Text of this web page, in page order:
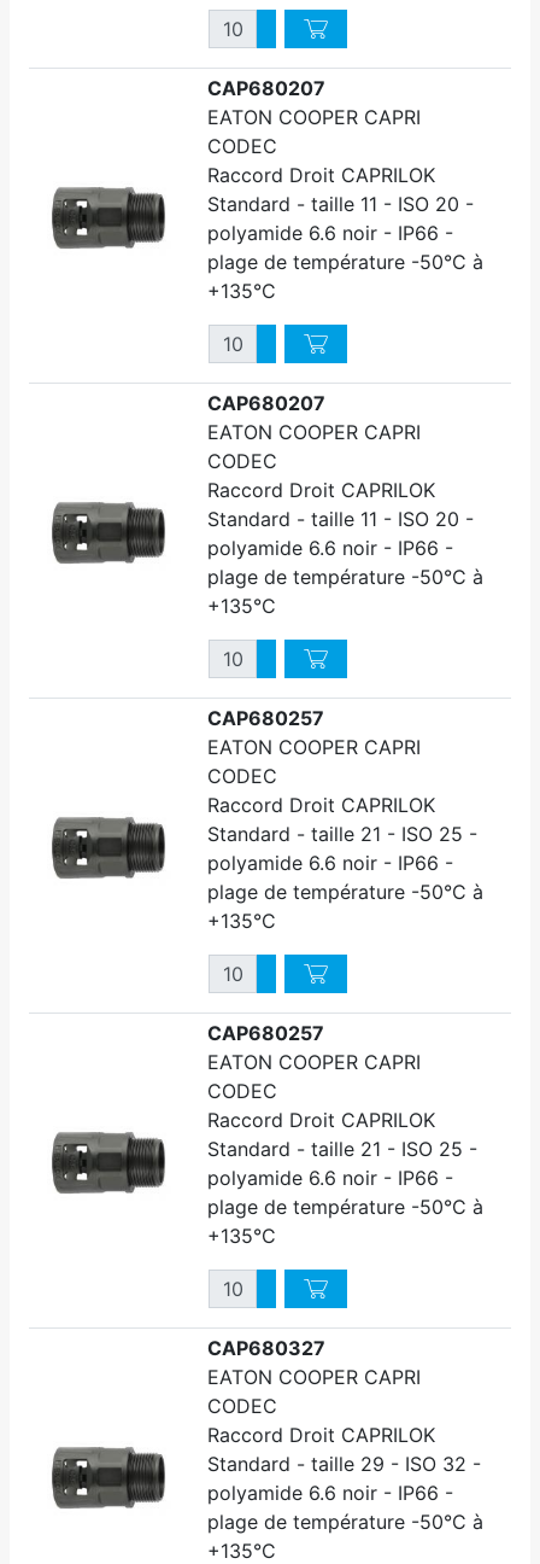
QuantitéAugmenter quantité
Diminuer quantité
CAP680207
EATON COOPER CAPRI
CODEC
Raccord Droit CAPRILOK
Standard - taille 11 - ISO 20 -
polyamide 6.6 noir - IP66 -
plage de température -50°C à
+135°C
QuantitéAugmenter quantité
Diminuer quantité
CAP680207
EATON COOPER CAPRI
CODEC
Raccord Droit CAPRILOK
Standard - taille 11 - ISO 20 -
polyamide 6.6 noir - IP66 -
plage de température -50°C à
+135°C
QuantitéAugmenter quantité
Diminuer quantité
CAP680257
EATON COOPER CAPRI
CODEC
Raccord Droit CAPRILOK
Standard - taille 21 - ISO 25 -
polyamide 6.6 noir - IP66 -
plage de température -50°C à
+135°C
QuantitéAugmenter quantité
Diminuer quantité
CAP680257
EATON COOPER CAPRI
CODEC
Raccord Droit CAPRILOK
Standard - taille 21 - ISO 25 -
polyamide 6.6 noir - IP66 -
plage de température -50°C à
+135°C
QuantitéAugmenter quantité
Diminuer quantité
CAP680327
EATON COOPER CAPRI
CODEC
Raccord Droit CAPRILOK
Standard - taille 29 - ISO 32 -
polyamide 6.6 noir - IP66 -
plage de température -50°C à
+135°C